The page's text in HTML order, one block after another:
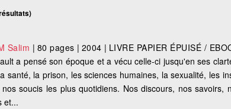
Salim | 80 pages | 2004 | LIVRE PAPIER ÉPUISÉ /
a pensé son époque et a vécu celle-ci jusqu'en ses
santé, la prison, les sciences humaines, la sexualité, les
soucis les plus quotidiens. Nos discours, nos savoirs,
et...